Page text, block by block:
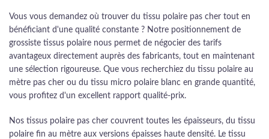
Vous vous demandez où trouver du tissu polaire pas cher tout en
bénéficiant d'une qualité constante ? Notre positionnement de
grossiste tissus polaire nous permet de négocier des tarifs
avantageux directement auprès des fabricants, tout en maintenant
une sélection rigoureuse. Que vous recherchiez du tissu polaire au
mètre pas cher ou du tissu micro polaire blanc en grande quantité,
vous profitez d'un excellent rapport qualité-prix.
Nos tissus polaire pas cher couvrent toutes les épaisseurs, du tissu
polaire fin au mètre aux versions épaisses haute densité. Le tissu